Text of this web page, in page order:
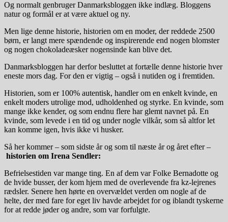
Og normalt genbruger Danmarksbloggen ikke indlæg. Bloggens
natur og formål er at være aktuel og ny.
Men lige denne historie, historien om en moder, der reddede 2500
børn, er langt mere spændende og inspirerende end nogen blomster
og nogen chokoladeæsker nogensinde kan blive det.
Danmarksbloggen har derfor besluttet at fortælle denne historie hver
eneste mors dag. For den er vigtig – også i nutiden og i fremtiden.
Historien, som er 100% autentisk, handler om en enkelt kvinde, en
enkelt moders utrolige mod, udholdenhed og styrke. En kvinde, som
mange ikke kender, og som endnu flere har glemt navnet på. En
kvinde, som levede i en tid og under nogle vilkår, som så altfor let
kan komme igen, hvis ikke vi husker.
Så her kommer – som sidste år og som til næste år og året efter –
historien om Irena Sendler:
Befrielsestiden var mange ting. En af dem var Folke Bernadotte og
de hvide busser, der kom hjem med de overlevende fra kz-lejrenes
rædsler. Senere hen hørte en overvældet verden om nogle af de
helte, der med fare for eget liv havde arbejdet for og iblandt tyskerne
for at redde jøder og andre, som var forfulgte.